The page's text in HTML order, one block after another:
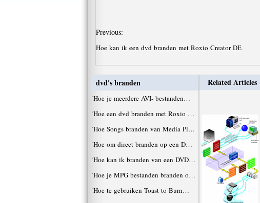
Previous:
Hoe kan ik een dvd branden met Roxio Creator DE
dvd's branden
·Hoe je meerdere AVI- bestanden…
·Hoe een dvd branden met Roxio …
·Hoe Songs branden van Media Pl…
·Hoe om direct branden op een D…
·Hoe kan ik branden van een DVD…
·Hoe je MPG bestanden branden o…
·Hoe te gebruiken Toast to Burn…
Related Articles